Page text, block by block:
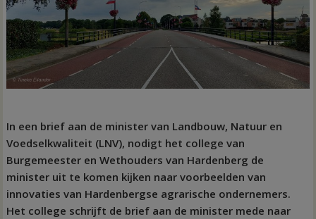
In een brief aan de minister van Landbouw, Natuur en
Voedselkwaliteit (LNV), nodigt het college van
Burgemeester en Wethouders van Hardenberg de
minister uit te komen kijken naar voorbeelden van
innovaties van Hardenbergse agrarische ondernemers.
Het college schrijft de brief aan de minister mede naar